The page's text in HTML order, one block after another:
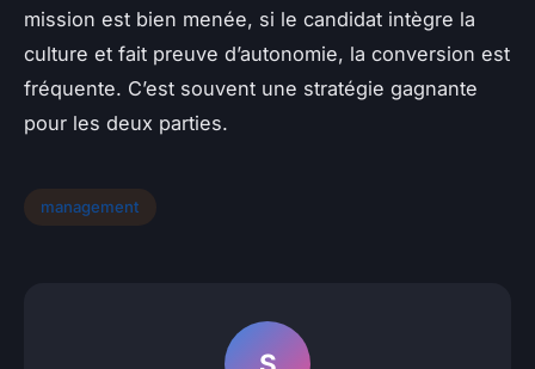
mission est bien menée, si le candidat intègre la
culture et fait preuve d’autonomie, la conversion est
fréquente. C’est souvent une stratégie gagnante
pour les deux parties.
management